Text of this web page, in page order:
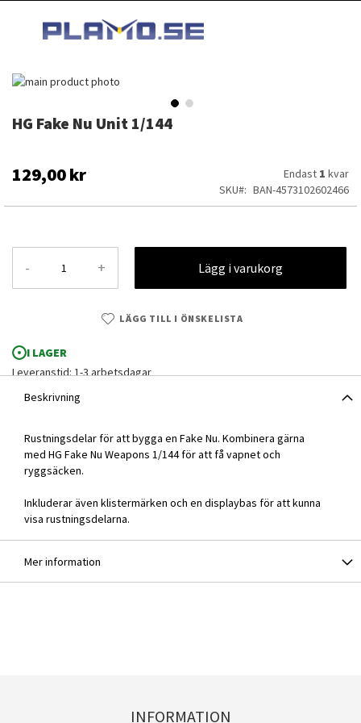
INNEHÅLLET
HG Fake Nu Unit 1/144
129,00 kr Endast 1 kvar
SKU
BAN-4573102602466
- + Lägg i varukorg
LÄGG TILL I ÖNSKELISTA
I LAGER
Leveranstid: 1-3 arbetsdagar
Hoppa
av
Hoppa
av
bildgalleriet
Beskrivning
Rustningsdelar för att bygga en Fake Nu. Kombinera gärna
med HG Fake Nu Weapons 1/144för att få vapnet och
ryggsäcken.
Inkluderar även klistermärken och en displaybas för att kunna
visa rustningsdelarna.
Mer information
INFORMATION